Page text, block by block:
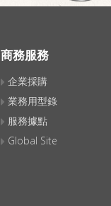
商務服務
企業採購
業務用型錄
服務據點
Global Site